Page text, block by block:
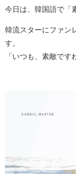
今日は、韓国語で「
韓流スターにファン
す。
「いつも、素敵です